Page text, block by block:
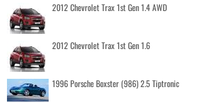
2012 Chevrolet Trax 1st Gen 1.4 AWD
2012 Chevrolet Trax 1st Gen 1.6
1996 Porsche Boxster (986) 2.5 Tiptronic